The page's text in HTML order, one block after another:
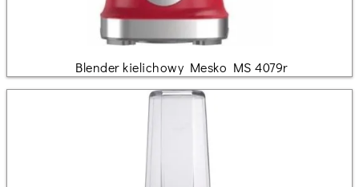
Blender kielichowy Mesko MS 4079r